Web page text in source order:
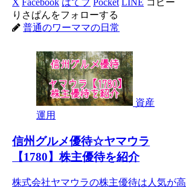
りさぱんをフォローする
普通のワーママの日常
資産
運用
信州グルメ優待☆ヤマウラ
【1780】株主優待を紹介
株式会社ヤマウラの株主優待は人気が高